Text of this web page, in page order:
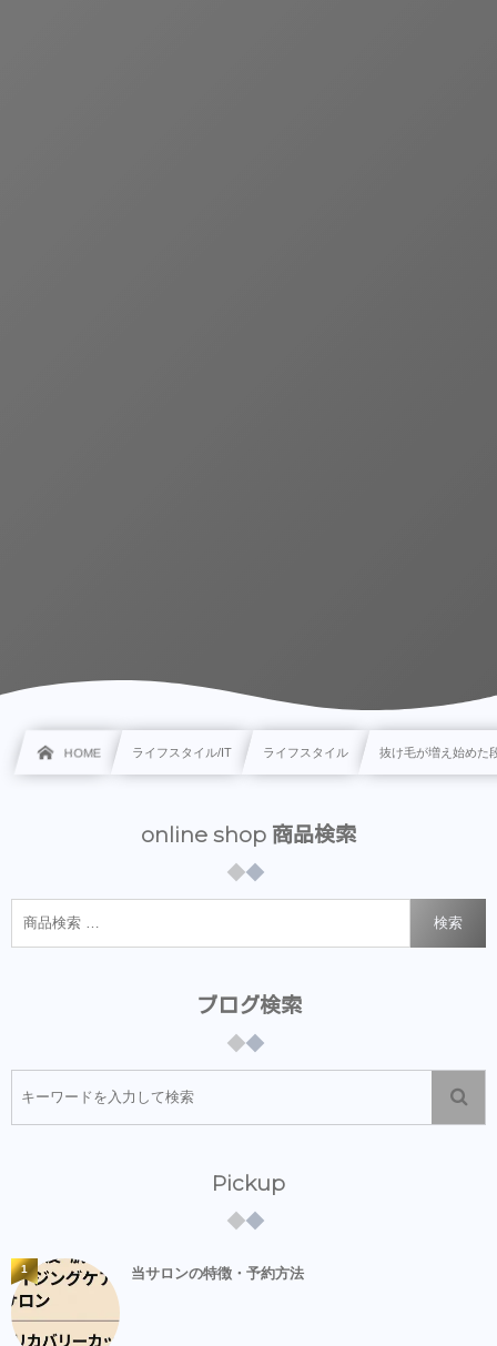
HOME ライフスタイル/IT ライフスタイル 抜け毛が増え始めた
online shop 商品検索
検索
ブログ検索
Pickup
当サロンの特徴・予約方法
1